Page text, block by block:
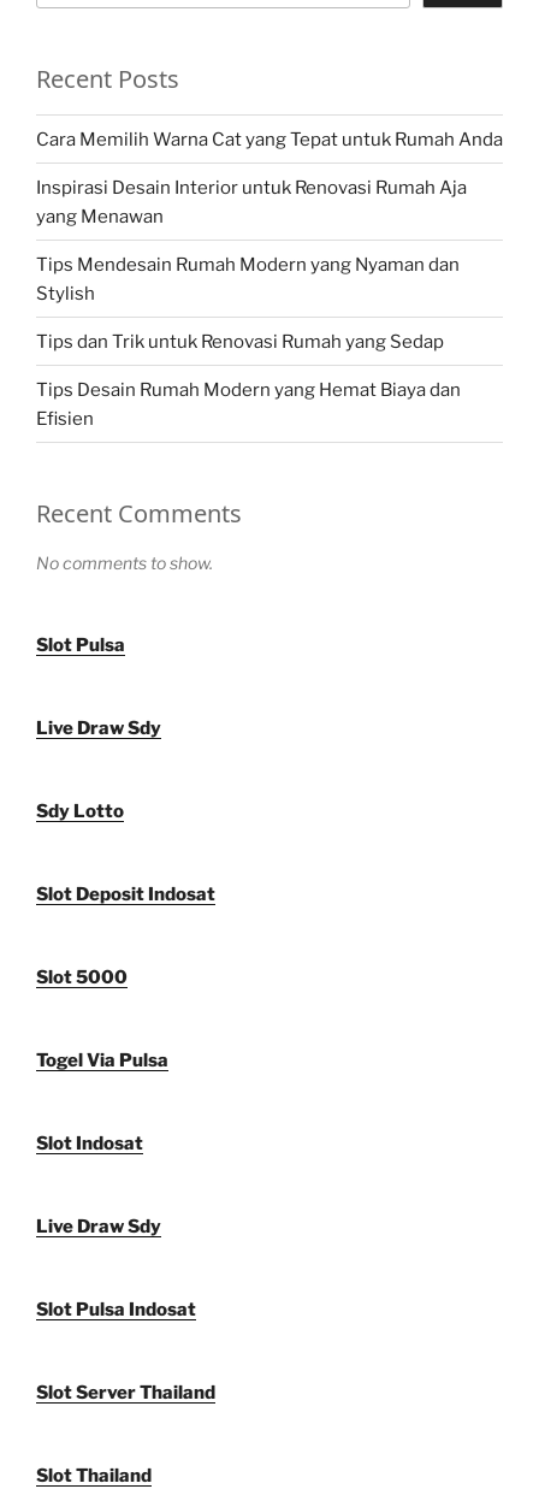
Recent Posts
Cara Memilih Warna Cat yang Tepat untuk Rumah Anda
Inspirasi Desain Interior untuk Renovasi Rumah Aja
yang Menawan
Tips Mendesain Rumah Modern yang Nyaman dan
Stylish
Tips dan Trik untuk Renovasi Rumah yang Sedap
Tips Desain Rumah Modern yang Hemat Biaya dan
Efisien
Recent Comments
No comments to show.
Slot Pulsa
Live Draw Sdy
Sdy Lotto
Slot Deposit Indosat
Slot 5000
Togel Via Pulsa
Slot Indosat
Live Draw Sdy
Slot Pulsa Indosat
Slot Server Thailand
Slot Thailand